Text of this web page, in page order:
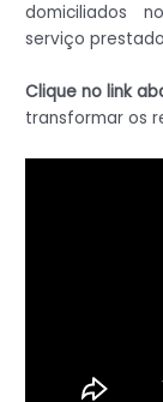
domiciliados
serviço
Clique no link
transformar os